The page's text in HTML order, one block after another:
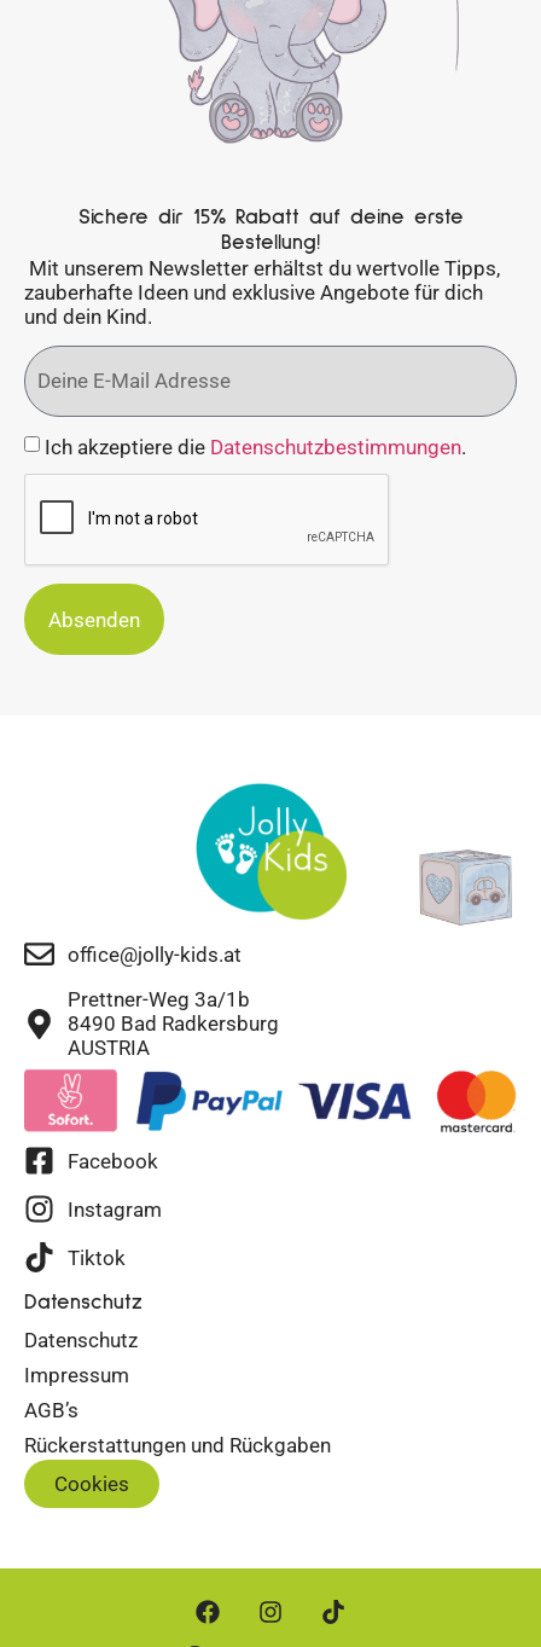
Sichere dir 15% Rabatt auf deine erste
Bestellung!
Mit unserem Newsletter erhältst du wertvolle Tipps,
zauberhafte Ideen und exklusive Angebote für dich
und dein Kind.
Ich akzeptiere die Datenschutzbestimmungen.
Absenden
office@jolly-kids.at
Prettner-Weg 3a/1b
8490 Bad Radkersburg
AUSTRIA
Facebook
Instagram
Tiktok
Datenschutz
Datenschutz
Impressum
AGB’s
Rückerstattungen und Rückgaben
Cookies